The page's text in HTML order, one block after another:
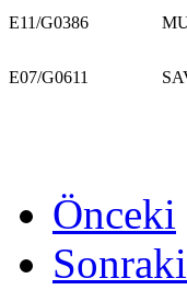
E11/G0386
E07/G0611
Önceki
Sonraki